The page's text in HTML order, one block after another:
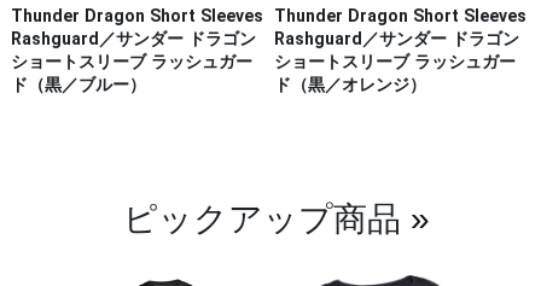
Thunder Dragon Short Sleeves
Rashguard／サンダー ドラゴン
ショートスリーブ ラッシュガー
ド（黒／ブルー）
Thunder Dragon Short Sleeves
Rashguard／サンダー ドラゴン
ショートスリーブ ラッシュガー
ド（黒／オレンジ）
ピックアップ商品 »